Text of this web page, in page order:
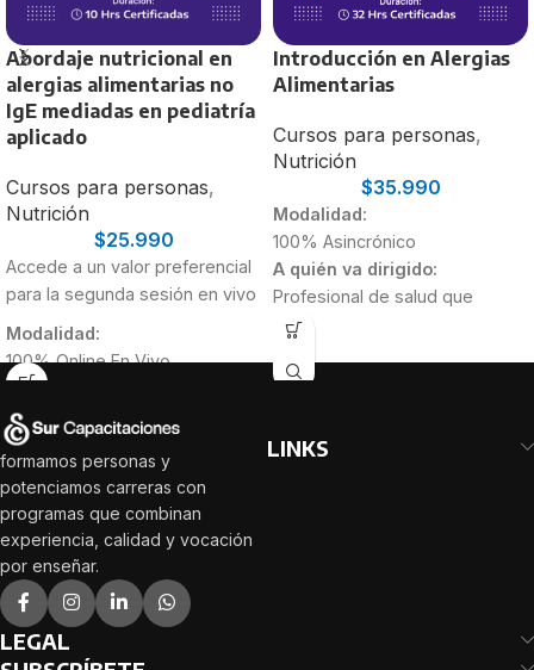
Abordaje nutricional en
alergias alimentarias no
IgE mediadas en pediatría
aplicado
Cursos para personas,
Nutrición
$25.990
Accede a un valor preferencial
para la segunda sesión en vivo
Modalidad:
100% Online En Vivo
Profesional de salud que
deseen adquirir herramientas
aplicables sobre alergias
alimentarias, especialmente
para Nutricionistas y
Estudiantes de Nutrición de
último año.
Duración:
10 Horas
Introducción en Alergias
Alimentarias
Cursos para personas,
Nutrición
$35.990
Modalidad:
100% Asincrónico
A quién va dirigido:
Profesional de salud que
deseen adquirir nuevos
alimentarias, especialmente
último año.
formamos personas y
potenciamos carreras con
programas que combinan
experiencia, calidad y vocación
por enseñar.
LINKS
LEGAL